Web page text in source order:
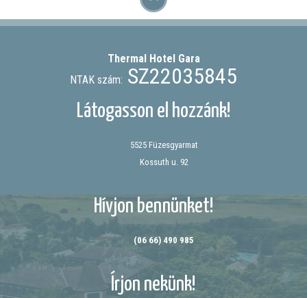
Thermal Hotel Gara
NTAK szám: SZ22035845
Látogasson el hozzánk!
5525 Füzesgyarmat
Kossuth u. 92
Hívjon bennünket!
(06 66) 490 985
Írjon nekünk!